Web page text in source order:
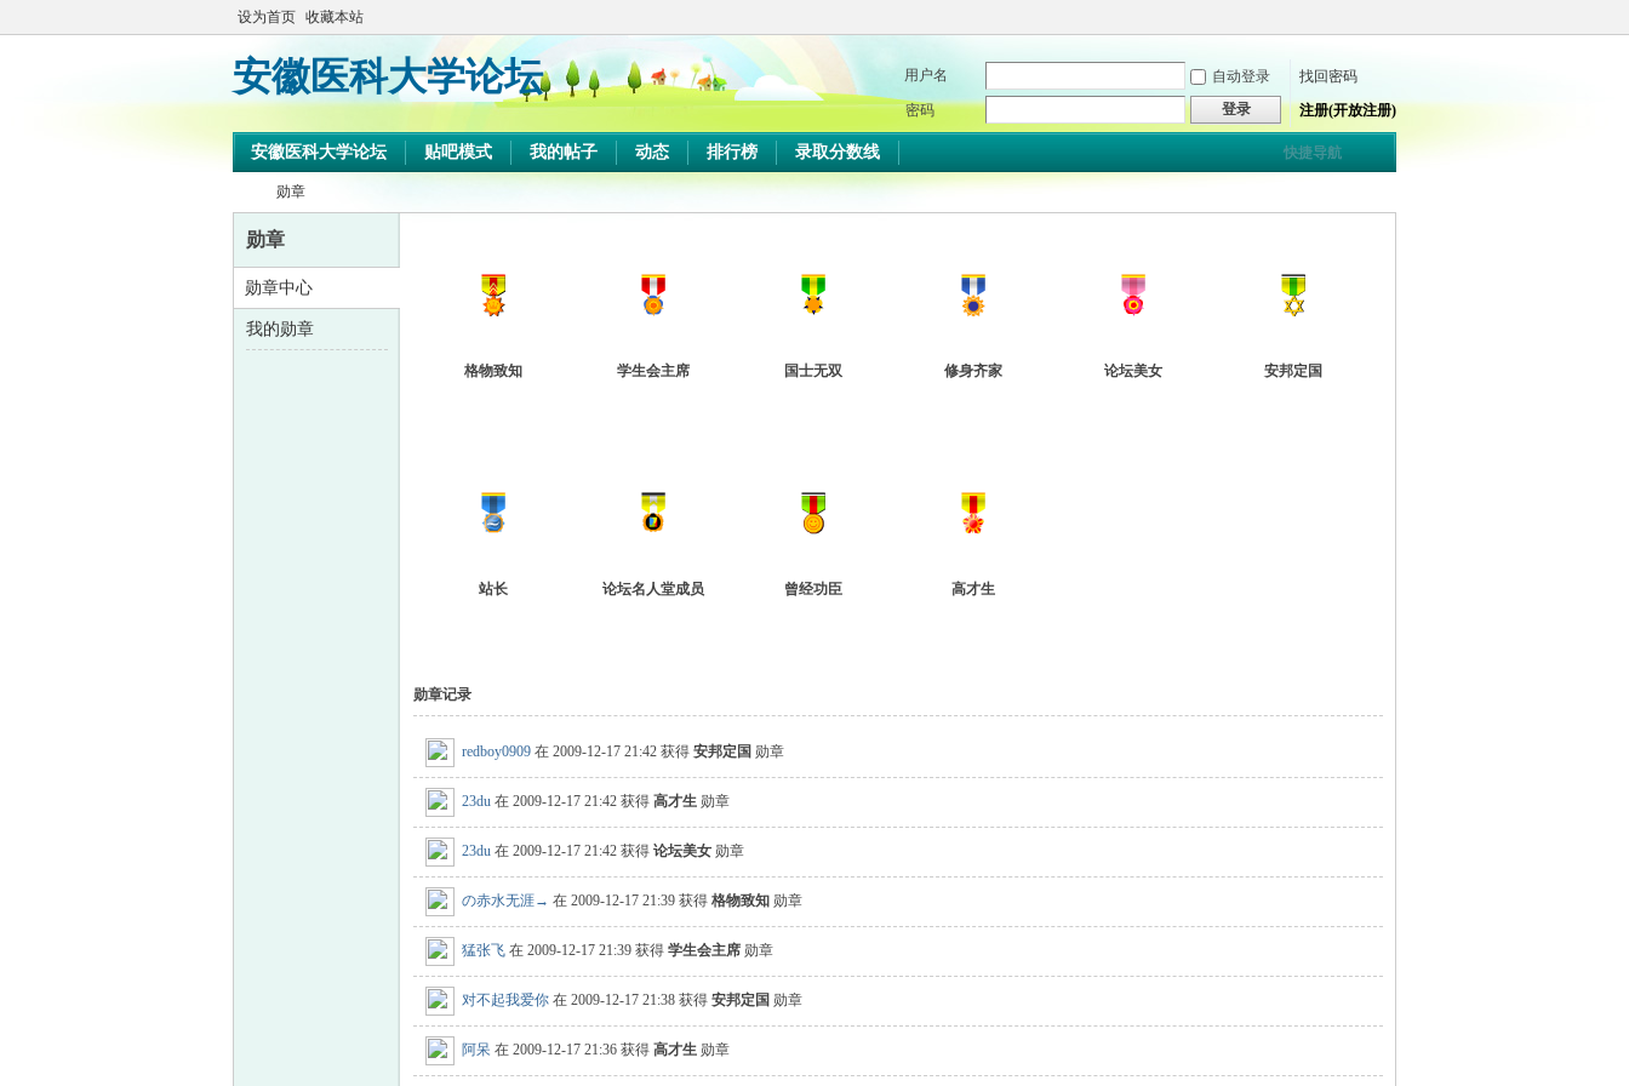
设为首页 收藏本站
安徽医科大学论坛 用户名 自动登录
找回密码
密码
登录 注册(开放注册)
快捷导航
安徽医科大学论坛 贴吧模式 我的帖子 动态 排行榜 录取分数线
安 ›
勋章
格物致知 学生会主席 国士无双 修身齐家 论坛美女 安邦定国
站长 论坛名人堂成员 曾经功臣 高才生
勋章记录
redboy0909 在 2009-12-17 21:42 获得 安邦定国 勋章
23du 在 2009-12-17 21:42 获得 高才生 勋章
23du 在 2009-12-17 21:42 获得 论坛美女 勋章
の赤水无涯→ 在 2009-12-17 21:39 获得 格物致知 勋章
猛张飞 在 2009-12-17 21:39 获得 学生会主席 勋章
对不起我爱你 在 2009-12-17 21:38 获得 安邦定国 勋章
阿呆 在 2009-12-17 21:36 获得 高才生 勋章
勋章
勋章中心
我的勋章